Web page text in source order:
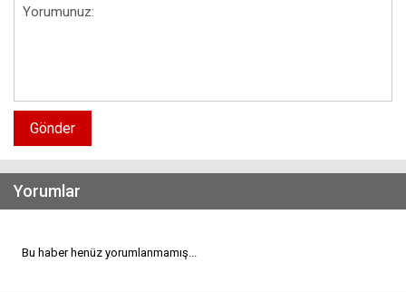
Gönder
Yorumlar
Bu haber henüz yorumlanmamış...